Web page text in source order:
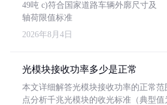
49吨 c)符合国家道路车辆外廓尺寸及
轴荷限值标准
2026年8月4日
光模块接收功率多少是正常
本文详细解答光模块接收功率的正常
点分析千兆光模块的收光标准（典型值